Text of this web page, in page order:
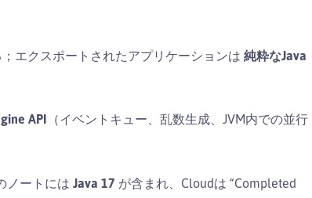
エクスポートされたアプリケーションは 純粋なJava
API （イベントキュー、乱数生成、JVM内での並行
ノートには Java 17 が含まれ、Cloudは “Completed